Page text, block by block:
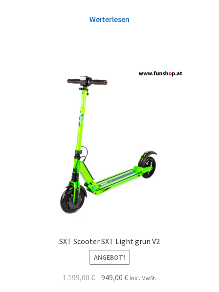
Weiterlesen
SXT Scooter SXT Light grün V2
ANGEBOT!
1.199,00€ 949,00 € inkl. MwSt.